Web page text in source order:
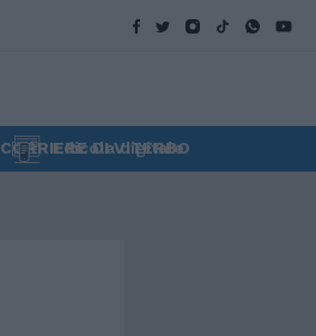
CORRIERE DI VITERBO
Edicola digitale